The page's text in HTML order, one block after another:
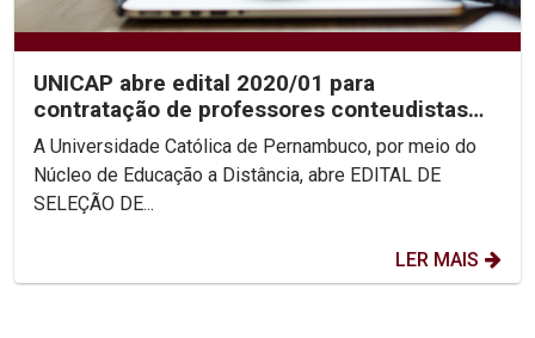
UNICAP abre edital 2020/01 para
contratação de professores conteudistas
EaD
A Universidade Católica de Pernambuco, por meio do
Núcleo de Educação a Distância, abre EDITAL DE
SELEÇÃO DE...
LER MAIS